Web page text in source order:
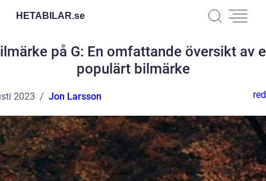
HETABILAR.se
på G: En omfattande översikt av
populärt bilmärke
2023 Jon Larsson